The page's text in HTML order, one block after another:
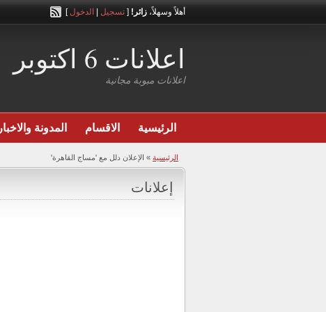
أهلاً وسهلاً، زائر! [ تسجيل الدخول ]
اعلانات 6 اكتوبر
اعلانات مبوبة مجانية
الرئيسية الاقسام المدونة والاخبار
الرئيسية » الإعلان دلل مع 'مساج القاهرة'
إعلانات